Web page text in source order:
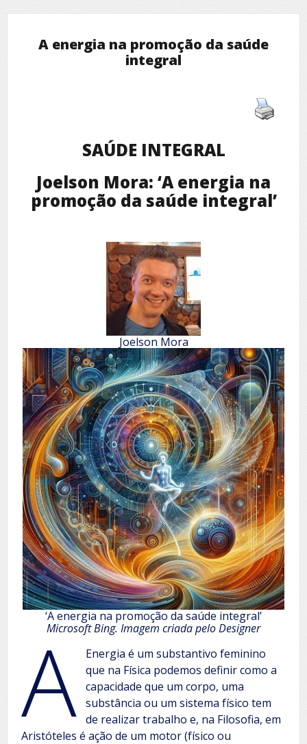
A energia na promoção da saúde
integral
SAÚDE INTEGRAL
Joelson Mora: ‘A energia na
promoção da saúde integral’
Joelson Mora
‘A energia na promoção da saúde integral’
Microsoft Bing. Imagem criada pelo Designer
A
Energia é um substantivo feminino
que na Física podemos definir como a
capacidade que um corpo, uma
substância ou um sistema físico tem
de realizar trabalho e, na Filosofia, em
Aristóteles é ação de um motor (físico ou